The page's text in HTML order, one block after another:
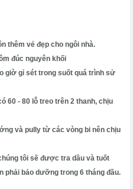
thêm vẻ đẹp cho ngôi nhà.
đúc nguyên khối
giờ gỉ sét trong suốt quá trình sử
60 - 80 lỗ treo trên 2 thanh, chịu
và pully từ các vòng bi nên chịu
tôi sẽ được tra dầu và tuốt
phải bảo dưỡng trong 6 tháng đầu.